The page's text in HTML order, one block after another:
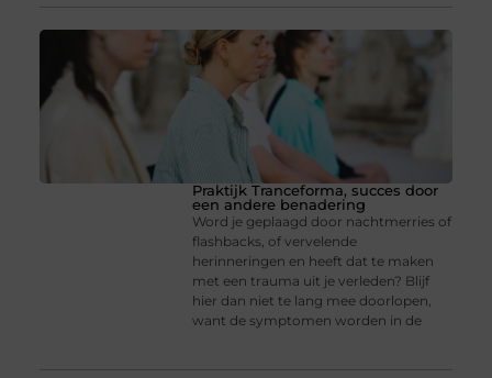
Praktijk Tranceforma, succes door
een andere benadering
Word je geplaagd door nachtmerries of
flashbacks, of vervelende
herinneringen en heeft dat te maken
met een trauma uit je verleden? Blijf
hier dan niet te lang mee doorlopen,
want de symptomen worden in de